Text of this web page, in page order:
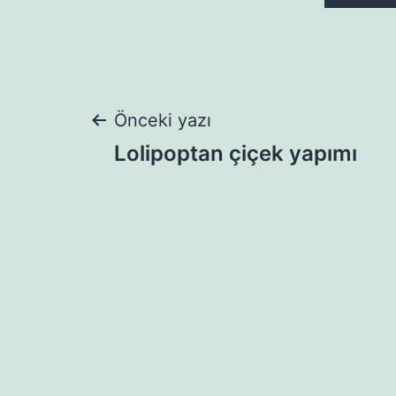
Yazı
Önceki yazı
Lolipoptan çiçek yapımı